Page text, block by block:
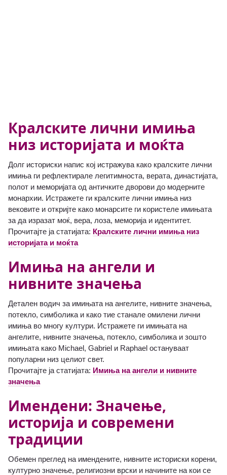
Кралските лични имиња
низ историјата и моќта
Долг историски напис кој истражува како кралските лични
имиња ги рефлектирале легитимноста, верата, династијата,
полот и меморијата од античките дворови до модерните
монархии. Истражете ги кралските лични имиња низ
вековите и откријте како монарсите ги користеле имињата
за да изразат моќ, вера, лоза, меморија и идентитет.
Прочитајте ја статијата: Кралските лични имиња низ
историјата и моќта
Имиња на ангели и
нивните значења
Детален водич за имињата на ангелите, нивните значења,
потекло, симболика и како тие станале омилени лични
имиња во многу култури. Истражете ги имињата на
ангелите, нивните значења, потекло, симболика и зошто
имињата како Michael, Gabriel и Raphael остануваат
популарни низ целиот свет.
Прочитајте ја статијата: Имиња на ангели и нивните
значења
Имендени: Значење,
историја и современи
традиции
Обемен преглед на имендените, нивните историски корени,
културно значење, религиозни врски и начините на кои се